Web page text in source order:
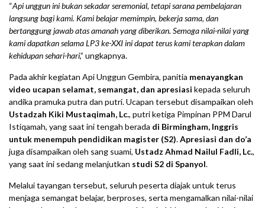
“Api unggun ini bukan sekadar seremonial, tetapi sarana pembelajaran
langsung bagi kami. Kami belajar memimpin, bekerja sama, dan
bertanggung jawab atas amanah yang diberikan. Semoga nilai-nilai yang
kami dapatkan selama LP3 ke-XXI ini dapat terus kami terapkan dalam
kehidupan sehari-hari,” ungkapnya.
Pada akhir kegiatan Api Unggun Gembira, panitia menayangkan
video ucapan selamat, semangat, dan apresiasi kepada seluruh
andika pramuka putra dan putri. Ucapan tersebut disampaikan oleh
Ustadzah Kiki Mustaqimah, Lc., putri ketiga Pimpinan PPM Darul
Istiqamah, yang saat ini tengah berada di Birmingham, Inggris
untuk menempuh pendidikan magister (S2).Apresiasi dan do’a
juga disampaikan oleh sang suami, Ustadz Ahmad Nailul Fadli, Lc.,
yang saat ini sedang melanjutkan studi S2 di Spanyol.
Melalui tayangan tersebut, seluruh peserta diajak untuk terus
menjaga semangat belajar, berproses, serta mengamalkan nilai-nilai